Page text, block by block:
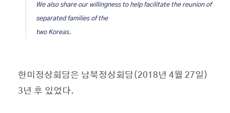
We also share our willingness to help facilitate the reunion of
separated families of the
two Koreas.
한미정상회담은 남북정상회담(2018년 4월 27일)
3년 후 있었다.